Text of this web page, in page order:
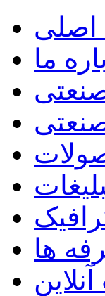
ما
ها